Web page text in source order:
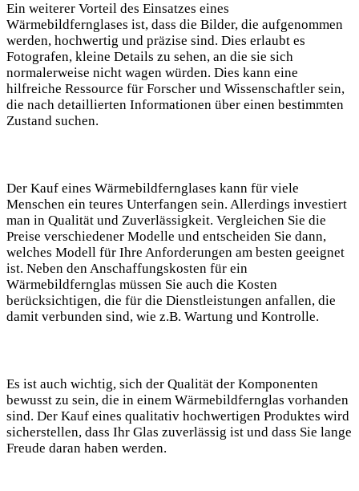
Ein weiterer Vorteil des Einsatzes eines
Wärmebildfernglases ist, dass die Bilder, die aufgenommen
werden, hochwertig und präzise sind. Dies erlaubt es
Fotografen, kleine Details zu sehen, an die sie sich
normalerweise nicht wagen würden. Dies kann eine
hilfreiche Ressource für Forscher und Wissenschaftler sein,
die nach detaillierten Informationen über einen bestimmten
Zustand suchen.
Der Kauf eines Wärmebildfernglases kann für viele
Menschen ein teures Unterfangen sein. Allerdings investiert
man in Qualität und Zuverlässigkeit. Vergleichen Sie die
Preise verschiedener Modelle und entscheiden Sie dann,
welches Modell für Ihre Anforderungen am besten geeignet
ist. Neben den Anschaffungskosten für ein
Wärmebildfernglas müssen Sie auch die Kosten
berücksichtigen, die für die Dienstleistungen anfallen, die
damit verbunden sind, wie z.B. Wartung und Kontrolle.
Es ist auch wichtig, sich der Qualität der Komponenten
bewusst zu sein, die in einem Wärmebildfernglas vorhanden
sind. Der Kauf eines qualitativ hochwertigen Produktes wird
sicherstellen, dass Ihr Glas zuverlässig ist und dass Sie lange
Freude daran haben werden.